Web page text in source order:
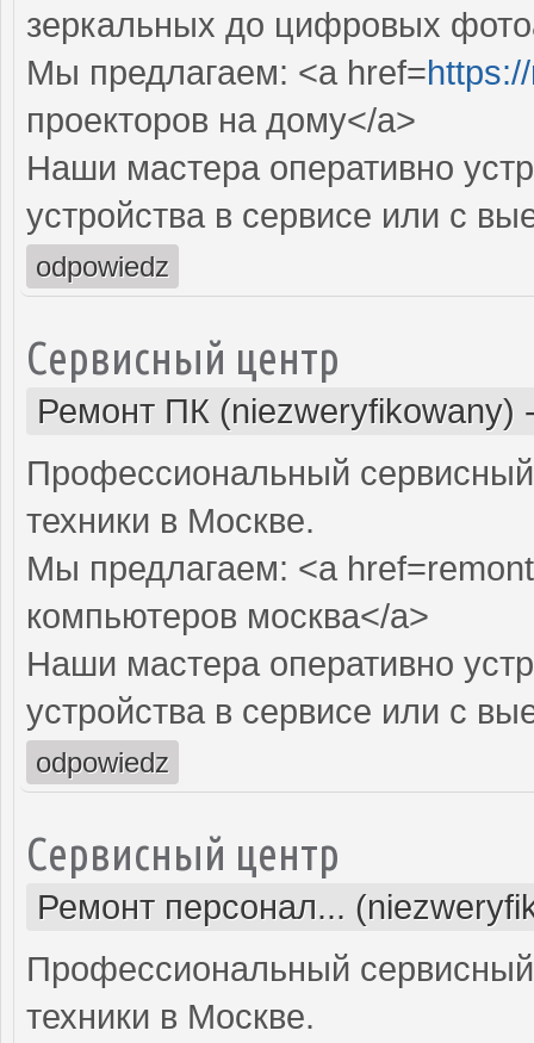
зеркальных до цифровых
Мы предлагаем: <a href=
проекторов на дому</a>
Наши мастера оперативно
устройства в сервисе или с
odpowiedz
Сервисный центр
Ремонт ПК (niezweryfikowany)
Профессиональный
техники в Москве.
Мы предлагаем: <a
компьютеров москва</a>
Наши мастера оперативно
устройства в сервисе или с
odpowiedz
Сервисный центр
Ремонт персонал...
Профессиональный
техники в Москве.